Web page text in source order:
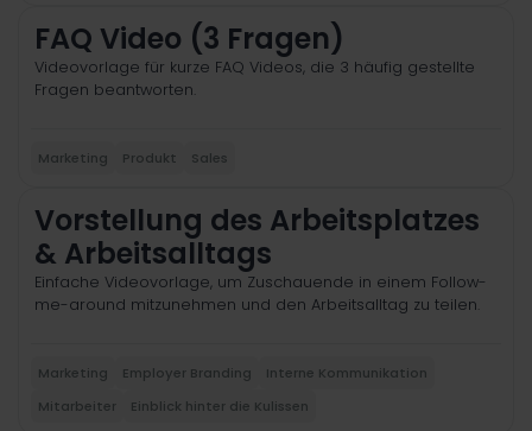
FAQ Video (3 Fragen)
Videovorlage für kurze FAQ Videos, die 3 häufig gestellte
Fragen beantworten.
Marketing Produkt Sales
Vorstellung des Arbeitsplatzes
& Arbeitsalltags
Einfache Videovorlage, um Zuschauende in einem Follow-
me-around mitzunehmen und den Arbeitsalltag zu teilen.
Marketing Employer Branding
Interne Kommunikation
Mitarbeiter
Einblick hinter die Kulissen